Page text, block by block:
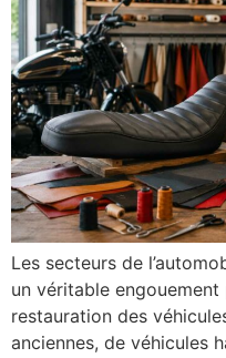
Les secteurs de
un véritable
restauration des
anciennes, de véhicules